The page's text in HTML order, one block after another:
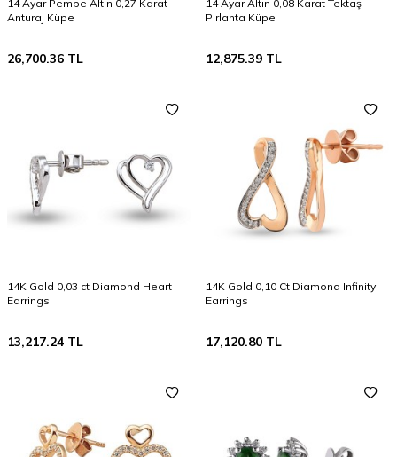
14 Ayar Pembe Altın 0,27 Karat
Anturaj Küpe
26,700.36 TL
14 Ayar Altın 0,08 Karat Tektaş
Pırlanta Küpe
12,875.39 TL
14K Gold 0,03 ct Diamond Heart
Earrings
13,217.24 TL
14K Gold 0,10 Ct Diamond Infinity
Earrings
17,120.80 TL